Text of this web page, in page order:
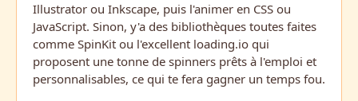
Illustrator ou Inkscape, puis l'animer en CSS ou
JavaScript. Sinon, y'a des bibliothèques toutes faites
comme SpinKit ou l'excellent loading.io qui
proposent une tonne de spinners prêts à l'emploi et
personnalisables, ce qui te fera gagner un temps fou.